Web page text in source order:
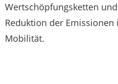
Wertschöpfungsketten
Reduktion der
Mobilität.